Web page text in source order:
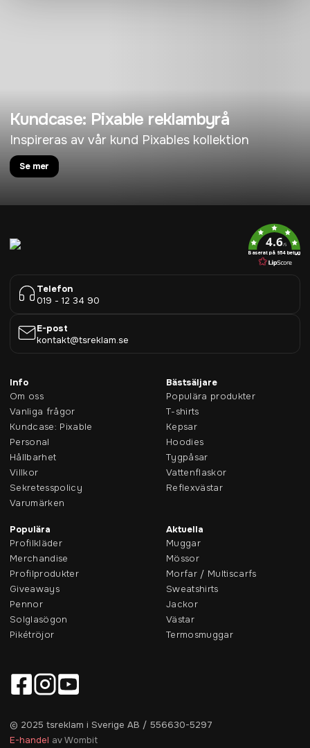
Kundcase: Pixable reklambyrå
Inspireras av vår kund Pixables kollektion
Se mer
4.6/5
Baserat på 954 betyg
Telefon
019 - 12 34 90
E-post
kontakt@tsreklam.se
Info
Om oss
Vanliga frågor
Kundcase: Pixable
Personal
Hållbarhet
Villkor
Sekretesspolicy
Varumärken
Bästsäljare
Populära produkter
T-shirts
Kepsar
Hoodies
Tygpåsar
Vattenflaskor
Reflexvästar
Populära
Profilkläder
Merchandise
Profilprodukter
Giveaways
Pennor
Solglasögon
Pikétröjor
Aktuella
Muggar
Mössor
Morfar / Multiscarfs
Sweatshirts
Jackor
Västar
Termosmuggar
© 2025 tsreklam i Sverige AB / 556630-5297
E-handel av Wombit